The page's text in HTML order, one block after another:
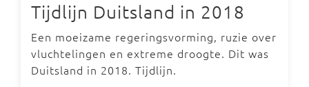
Tijdlijn Duitsland in 2018
Een moeizame regeringsvorming, ruzie over
vluchtelingen en extreme droogte. Dit was
Duitsland in 2018. Tijdlijn.